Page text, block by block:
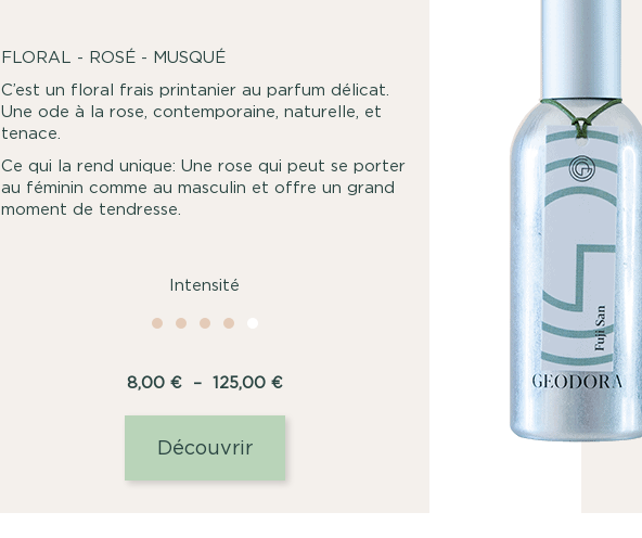
FLORAL - ROSÉ - MUSQUÉ
C’est un floral frais printanier au parfum délicat.
Une ode à la rose, contemporaine, naturelle, et
tenace.
Ce qui la rend unique: Une rose qui peut se porter
au féminin comme au masculin et offre un grand
moment de tendresse.
Intensité
8,00€ – 125,00€Plage
Découvrir